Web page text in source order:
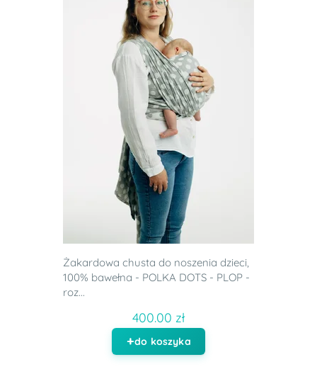
Żakardowa chusta do noszenia dzieci,
100% bawełna - POLKA DOTS - PLOP -
roz...
400.00 zł
do koszyka